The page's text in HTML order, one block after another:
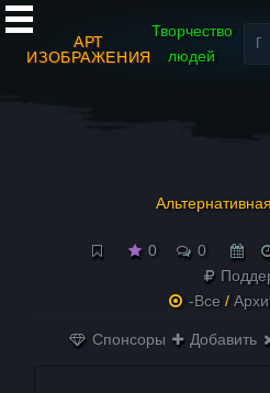
АРТ
ИЗОБРАЖЕНИЯ
Творчество
людей
0 0
-Все /
Спонсоры Добавить